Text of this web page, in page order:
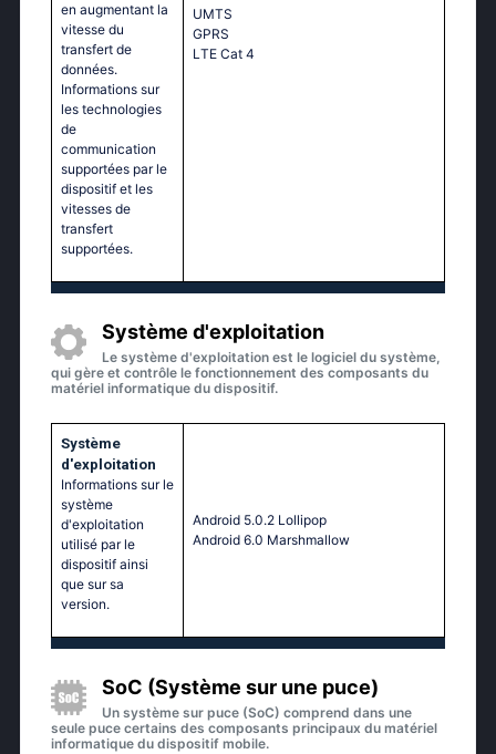
en augmentant la
vitesse du
transfert de
données.
Informations sur
les technologies
de
communication
supportées par le
dispositif et les
vitesses de
transfert
supportées.
UМТS
GРRS
LТЕ Саt 4
Système d'exploitation
Le système d'exploitation est le logiciel du système,
qui gère et contrôle le fonctionnement des composants du
matériel informatique du dispositif.
Système
d'exploitation
Informations sur le
système
d'exploitation
utilisé par le
dispositif ainsi
que sur sa
version.
Аndrоid 5.0.2 Lоlliрор
Аndrоid 6.0 Маrshmаllоw
SoC (Système sur une puce)
Un système sur puce (SoC) comprend dans une
seule puce certains des composants principaux du matériel
informatique du dispositif mobile.